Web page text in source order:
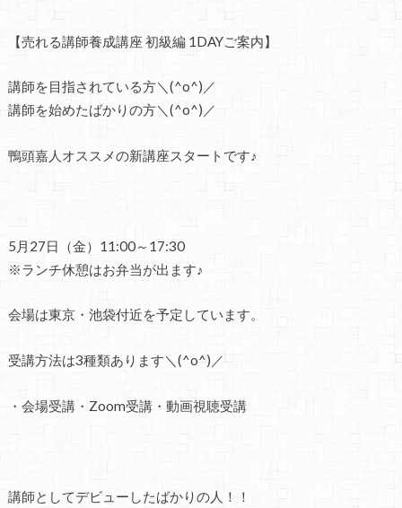
【売れる講師養成講座 初級編1DAYご案内】
講師を目指されている方＼(^o^)／
講師を始めたばかりの方＼(^o^)／
鴨頭嘉人オススメの新講座スタートです♪
5 月 27日（金） 11:00～ 17:30
※ランチ休憩はお弁当が出ます♪
会場は東京・池袋付近を予定しています。
受講方法は3種類あります＼(^o^)／
・会場受講・ Zoom受講・動画視聴受講
講師としてデビューしたばかりの人！！